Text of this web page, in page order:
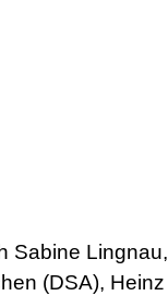
Sabine
(DSA),